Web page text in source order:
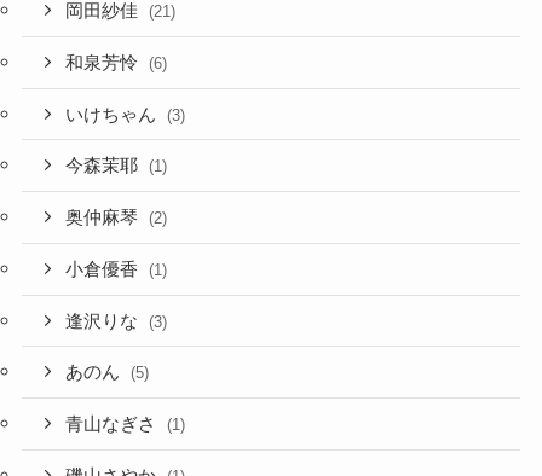
岡田紗佳 (21)
和泉芳怜 (6)
いけちゃん (3)
今森茉耶 (1)
奥仲麻琴 (2)
小倉優香 (1)
逢沢りな (3)
あのん (5)
青山なぎさ (1)